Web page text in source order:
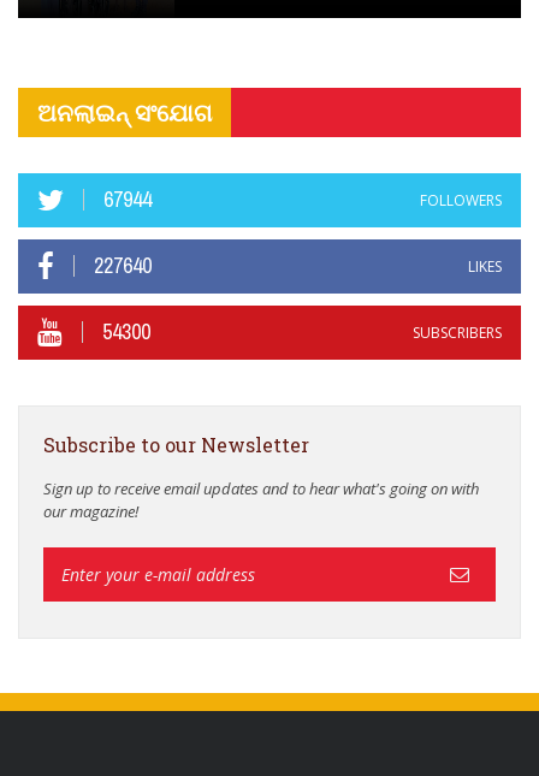
ଅନଲାଇନ୍ ସଂଯୋଗ
67944 FOLLOWERS
227640 LIKES
54300 SUBSCRIBERS
Subscribe to our Newsletter
Sign up to receive email updates and to hear what's going on with
our magazine!